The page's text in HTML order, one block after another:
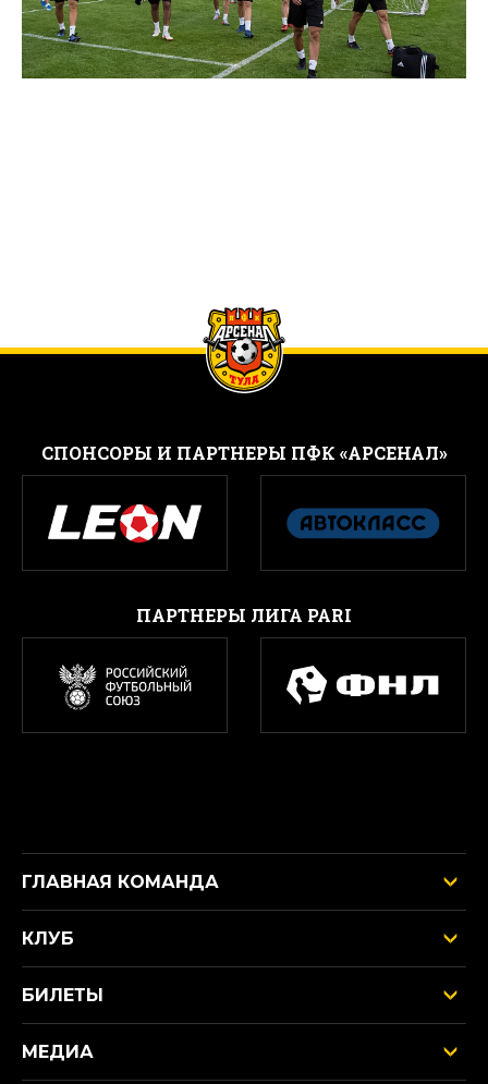
CПОНСОРЫ И ПАРТНЕРЫ ПФК «АРСЕНАЛ»
ПАРТНЕРЫ ЛИГА PARI
ГЛАВНАЯ КОМАНДА
КЛУБ
БИЛЕТЫ
МЕДИА